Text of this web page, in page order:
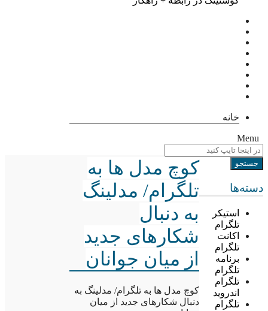
خانه
Menu
دسته‌ها
استیکر
تلگرام
اکانت
تلگرام
برنامه
تلگرام
تلگرام
اندروید
تلگرام
کوچ مدل ها به
تلگرام/ مدلینگ
به دنبال
شکارهای جدید
از میان جوانان
کوچ مدل ها به تلگرام/ مدلینگ به
دنبال شکارهای جدید از میان